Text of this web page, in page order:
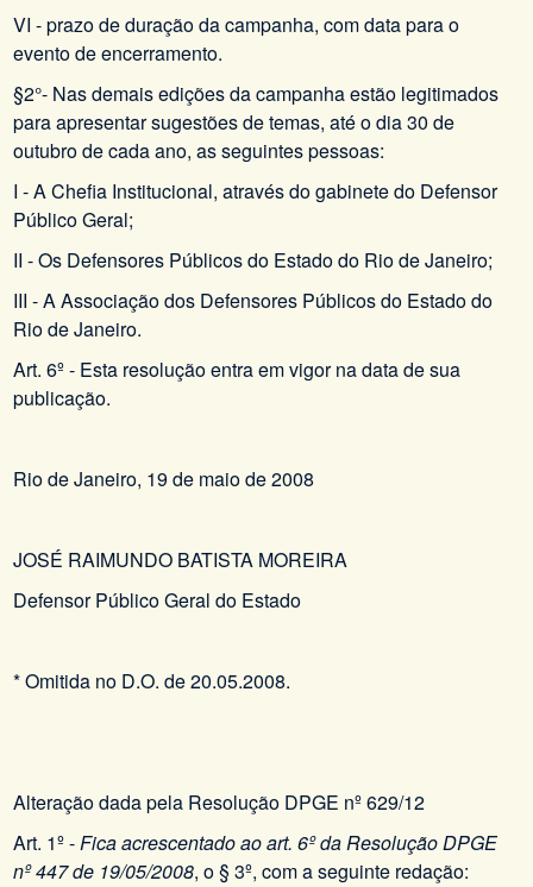
VI - prazo de duração da campanha, com data para o
evento de encerramento.
§2°- Nas demais edições da campanha estão legitimados
para apresentar sugestões de temas, até o dia 30 de
outubro de cada ano, as seguintes pessoas:
I - A Chefia Institucional, através do gabinete do Defensor
Público Geral;
II - Os Defensores Públicos do Estado do Rio de Janeiro;
III - A Associação dos Defensores Públicos do Estado do
Rio de Janeiro.
Art. 6º - Esta resolução entra em vigor na data de sua
publicação.
Rio de Janeiro, 19 de maio de 2008
JOSÉ RAIMUNDO BATISTA MOREIRA
Defensor Público Geral do Estado
* Omitida no D.O. de 20.05.2008.
Alteração dada pela Resolução DPGE nº 629/12
Art. 1º -Fica acrescentado ao art. 6º da Resolução DPGE
nº 447 de 19/05/2008, o § 3º, com a seguinte redação: